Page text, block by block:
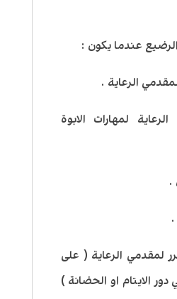
عندما يكون :
الرعاية .
لمهارات الابوة
.
.
لمقدمي الرعاية ( على
الايتام او الحضانة )